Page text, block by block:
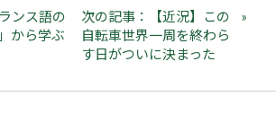
ンス語の
から学ぶ
次の記事：【近況】この
自転車世界一周を終わら
す日がついに決まった